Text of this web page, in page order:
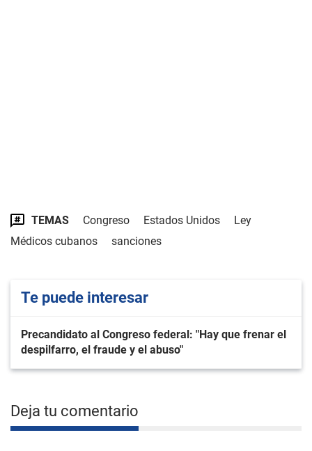
TEMAS Congreso Estados Unidos
Ley
Médicos cubanos
sanciones
Te puede interesar
Precandidato al Congreso federal: "Hay que frenar el
despilfarro, el fraude y el abuso"
Deja tu comentario